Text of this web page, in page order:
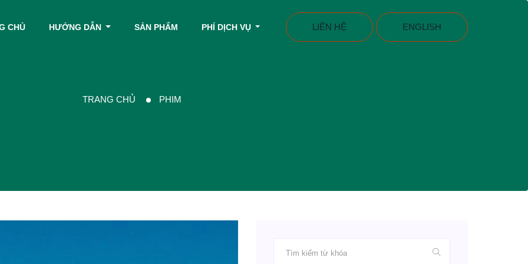
CHỦ HƯỚNG DẪN SẢN PHẨM PHÍ DỊCH VỤ LIÊN HỆ ENGLISH
TRANG CHỦ PHIM